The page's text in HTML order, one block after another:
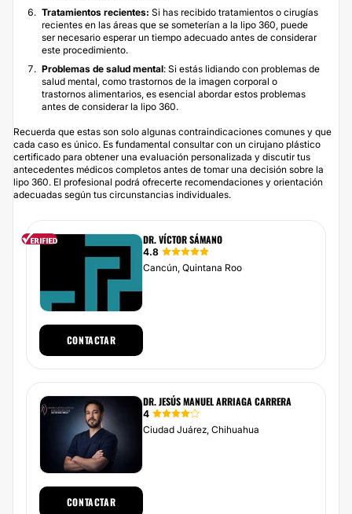
Tratamientos recientes: Si has recibido tratamientos o cirugías
recientes en las áreas que se someterían a la lipo 360, puede
ser necesario esperar un tiempo adecuado antes de considerar
este procedimiento.
Problemas de salud mental: Si estás lidiando con problemas de
salud mental, como trastornos de la imagen corporal o
trastornos alimentarios, es esencial abordar estos problemas
antes de considerar la lipo 360.
Recuerda que estas son solo algunas contraindicaciones comunes y que
cada caso es único. Es fundamental consultar con un cirujano plástico
certificado para obtener una evaluación personalizada y discutir tus
antecedentes médicos completos antes de tomar una decisión sobre la
lipo 360. El profesional podrá ofrecerte recomendaciones y orientación
adecuadas según tus circunstancias individuales.
DR. VÍCTOR SÁMANO
4.8
Cancún, Quintana Roo
CONTACTAR
DR. JESÚS MANUEL ARRIAGA CARRERA
4
Ciudad Juárez, Chihuahua
CONTACTAR